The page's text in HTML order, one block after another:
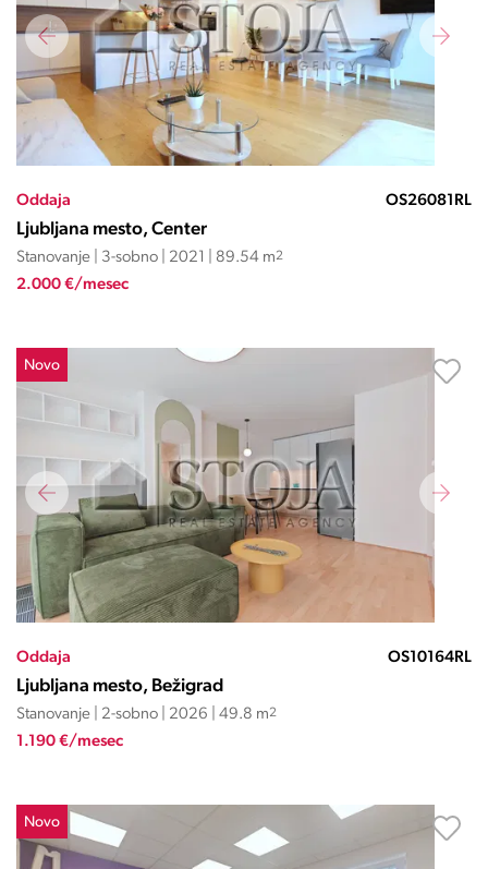
Oddaja OS26081RL
Ljubljana mesto, Center
Stanovanje | 3-sobno | 2021 | 89.54 m2
2.000 €/mesec
Novo
Oddaja OS10164RL
Ljubljana mesto, Bežigrad
Stanovanje | 2-sobno | 2026 | 49.8 m2
1.190 €/mesec
Novo